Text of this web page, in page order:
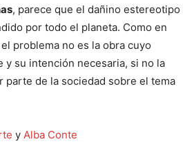
, parece que el dañino estereotipo
por todo el planeta. Como en
problema no es la obra cuyo
y su intención necesaria, si no la
parte de la sociedad sobre el tema
y Alba Conte